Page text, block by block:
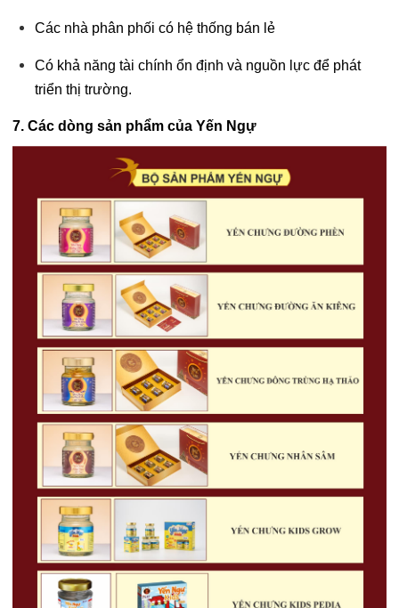
Các nhà phân phối có hệ thống bán lẻ
Có khả năng tài chính ổn định và nguồn lực để phát
triển thị trường.
7. Các dòng sản phẩm của Yến Ngự